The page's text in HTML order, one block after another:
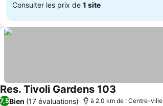
Consulter les prix de 1 site
Res. Tivoli Gardens 103
7,5Bien (17 évaluations) à 2.0 km de : Centre-ville